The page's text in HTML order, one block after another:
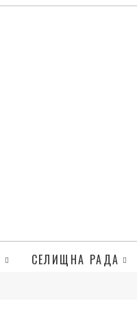
СЕЛИЩНА РАДА